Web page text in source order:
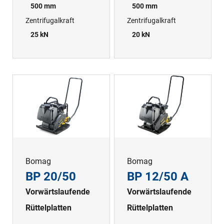
500 mm
Zentrifugalkraft
25 kN
500 mm
Zentrifugalkraft
20 kN
Bomag
BP 20/50
Vorwärtslaufende
Rüttelplatten
Bomag
BP 12/50 A
Vorwärtslaufende
Rüttelplatten